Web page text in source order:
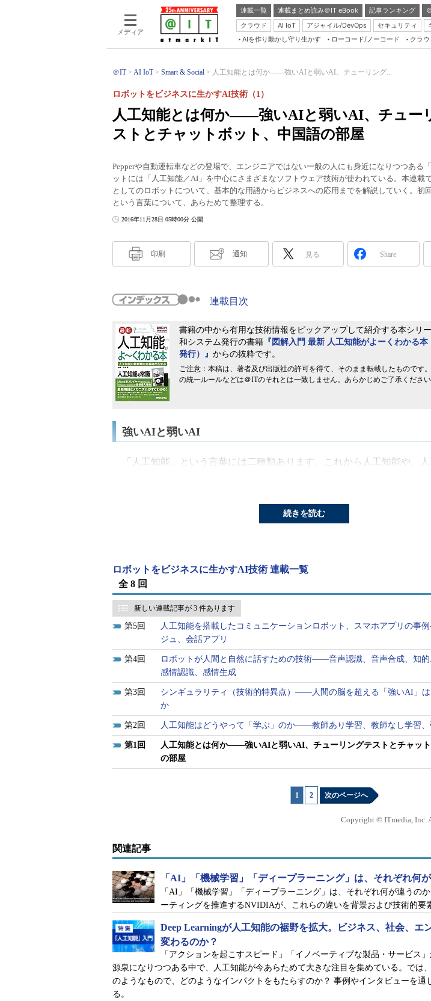
メディア
連載一覧 連載まとめ読み＠IT eBook 記事ランキング
クラウド
AI IoT アジャイル/DevOps セキュリティ
AIを作り動かし守り生かす ローコード/ノーコード クラ
＠IT AI IoT Smart & Social 人工知能とは何か――強いAIと弱いAI、チューリング...
人工知能とは何か――強いAIと弱いAI、チュー
ストとチャットボット、中国語の部屋
ロボットをビジネスに生かすAI技術（1）
Pepperや自動運転車などの登場で、エンジニアではない一般の人にも身近になりつつある
ットには「人工知能／AI」を中心にさまざまなソフトウェア技術が使われている。本連載
としてのロボットについて、基本的な用語からビジネスへの応用までを解説していく。初
という言葉について、あらためて整理する。
2016年11月28日 05時00分 公開
印刷 通知 見る Share
連載目次
書籍の中から有用な技術情報をピックアップして紹介する本シリ
和システム発行の書籍 『図解入門 最新 人工知能がよーくわかる本
発行）』 からの抜粋です。
ご注意：本稿は、著者及び出版社の許可を得て、そのまま転載したものです
の統一ルールなどは＠ITのそれとは一致しません。あらかじめご了承ください
強いAIと弱いAI
「人工知能」という言葉には二種類あります。これから人工知能や、人
人工知能にはいろいろな解釈がありますが「人間と同様の知能をコンピ
械で実現するためのしくみや技術」を言います。英語では「Artificial
称の「AI」が知られています。「Artificial」は「人工的な」という日本語
造の」「偽りの」という訳もあります。これは今のAIが、（良い意味で）
て作られている模造した知能であることを暗示しているとも言えるでし
一般社団法人人工知能学会は、ホームページで解説している「What's AI
「人工知能は『まるで人間のようにふるまう機械』を想像しますが、これ
間違っているともいえます。人工知能の研究には二つの立場があって、
能そのものをもつ機械を作ろうとする立場、もう一つは人間が知能を使っ
機械にさせようとする立場」と言っています。
「強い」は「汎用的」の意味
にします。近未来を描いた映画やコミックでは人工知能がしばしば登場し
『2001年宇宙の旅』で宇宙船に搭載されていたコンピュータ「HAL（ハル
ょうか。それとも『ターミネーター』に登場する「スカイネット」でし
多く、人工知能を危険視する意見が多いと思いますが、これらはいわゆる
該当します。強いというのは「
面や状況に応じて対応できるように、コンピュータが様々な分野や状況に
同様に振る舞える知能を持ったものが「強いAI」に分類されます。強いAI
はなくあえて「AGI」と呼称している場合はこれを指しています。
多くの人工知能研究者はこれを目指しているものの、実現にはまだま
能をコンピュータで実現するために、いろいろな能力の計算モデル化を試
る段階で、その結果、コンピュータが可能なある作業に限って、知的に振
続きを読む
ロボットをビジネスに生かすAI技術 連載一覧
全 8 回
新しい連載記事が 3 件あります
5
人工知能を搭載したコミュニケーションロボット、スマホアプリの事
ジュ、会話アプリ
4
ロボットが人間と自然に話すための技術――音声認識、音声合成、知的
感情認識、感情生成
3
シンギュラリティ（技術的特異点）――人間の脳を超える「強いAI」
か
2 人工知能はどうやって「学ぶ」のか――教師あり学習、教師なし学習、
1
人工知能とは何か――強いAIと弱いAI、チューリングテストとチャッ
の部屋
1 2 次のページへ
Copyright © ITmedia, Inc.
関連記事
「AI」「機械学習」「ディープラーニング」は、それぞれ何
「AI」「機械学習」「ディープラーニング」は、それぞれ何が違うの
ーティングを推進するNVIDIAが、これらの違いを背景および技術的要
Deep Learningが人工知能の裾野を拡大。ビジネス、社会、エ
変わるのか？
「アクションを起こすスピード」「イノベーティブな製品・サービス
源泉になりつつある中で、人工知能が今あらためて大きな注目を集めている。では
のようなもので、どのようなインパクトをもたらすのか？ 事例やインタビューを通
る。